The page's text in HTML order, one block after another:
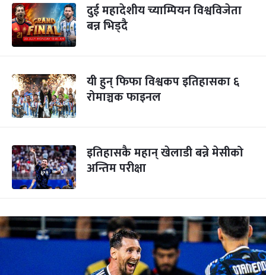
दुई महादेशीय च्याम्पियन विश्वविजेता
बन्न भिड्दै
यी हुन् फिफा विश्वकप इतिहासका ६
रोमाञ्चक फाइनल
इतिहासकै महान् खेलाडी बन्ने मेसीको
अन्तिम परीक्षा